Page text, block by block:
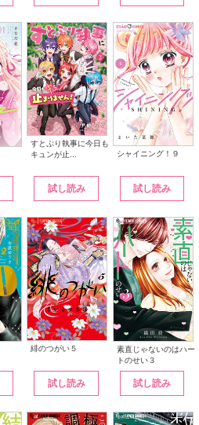
すとぷり執事に今日も
キュンが止...
試し読み
シャイニング！９
試し読み
緋のつがい５
試し読み
素直じゃないのはハー
トのせい３
試し読み